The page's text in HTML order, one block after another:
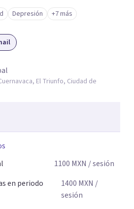
a nuevas etapas de la vida.
escucha empática, el respeto por
y el trabajo conjunto para
que favorezcan el bienestar
es un acto de valentía y
es acompañarte para que puedas
estás viviendo, fortalecer tus
una vida más plena y
y valores.
Depresión +7 más
El Triunfo, Ciudad de
1100 MXN / sesión
en periodo
1400 MXN /
sesión